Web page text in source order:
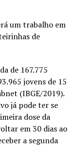
um trabalho em
de
de 167.775
jovens de 15
(IBGE/2019).
já pode ter se
dose da
em 30 dias ao
a segunda